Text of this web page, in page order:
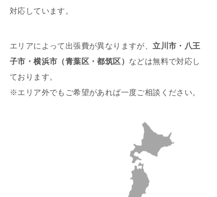
対応しています。
エリアによって出張費が異なりますが、 立川市・八王
子市・横浜市（青葉区・都筑区） などは無料で対応し
ております。
※エリア外でもご希望があれば一度ご相談ください。